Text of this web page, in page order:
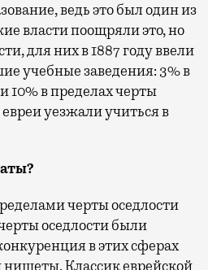
ведь это был один из
власти поощряли это, но
для них в 1887 году ввели
учебные заведения: 3% в
10% в пределах черты
уезжали учиться в
черты оседлости
оседлости были
в этих сферах
Классик еврейской